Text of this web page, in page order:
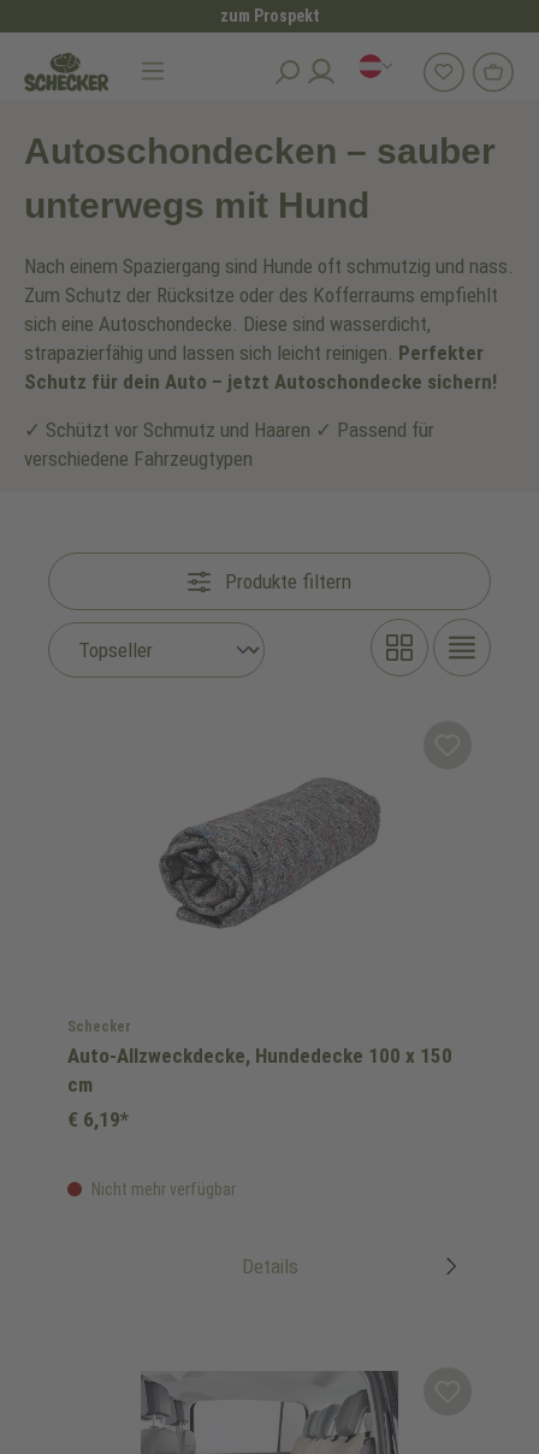
zum Prospekt
Hundezubehör Autoschondecken für Hunde
Autoschondecken – sauber
unterwegs mit Hund
Nach einem Spaziergang sind Hunde oft schmutzig und nass.
Zum Schutz der Rücksitze oder des Kofferraums empfiehlt
sich eine Autoschondecke. Diese sind wasserdicht,
strapazierfähig und lassen sich leicht reinigen. Perfekter
Schutz für dein Auto – jetzt Autoschondecke sichern!
✓ Schützt vor Schmutz und Haaren ✓ Passend für
verschiedene Fahrzeugtypen
Produkte filtern
Schecker
Auto-Allzweckdecke, Hundedecke 100 x 150
cm
Nicht mehr verfügbar
€ 6,19*
Details